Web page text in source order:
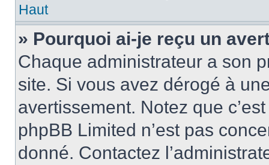
Haut
» Pourquoi ai-je reçu un
Chaque administrateur a son
site. Si vous avez dérogé à
avertissement. Notez que
phpBB Limited n’est pas
donné. Contactez